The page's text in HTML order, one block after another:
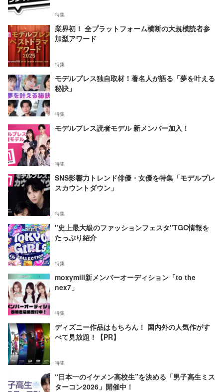
特集
業界初！ 全プラットフォーム横断の大規模読者参
加型アワード
特集
モデルプレス独自取材！著名人が語る「夢を叶える
秘訣」
特集
モデルプレス読者モデル 新メンバー加入！
特集
SNS影響力トレンド俳優・女優を特集「モデルプレ
スカウントダウン」
特集
"史上最大級のファッションフェスタ"TGC情報を
たっぷり紹介
特集
moxymill新メンバーオーディション「to the
nex7」
特集
ディズニー作品はもちろん！ 国内外の人気作がす
べて見放題！【PR】
特集
“日本一のイケメン高校生”を決める「男子高生ミス
ターコン2026」開催中！